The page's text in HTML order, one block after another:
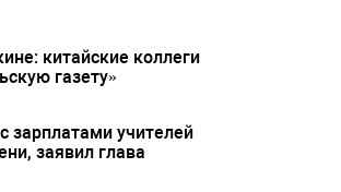
китайские коллеги
газету»
зарплатами учителей
заявил глава